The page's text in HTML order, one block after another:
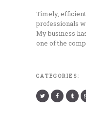
Timely,
professionals
My business
one of the
CATEGORIES: